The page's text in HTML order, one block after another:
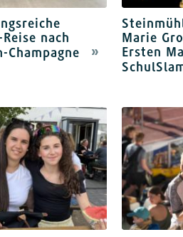
nach
Champagne
Marie
Ersten